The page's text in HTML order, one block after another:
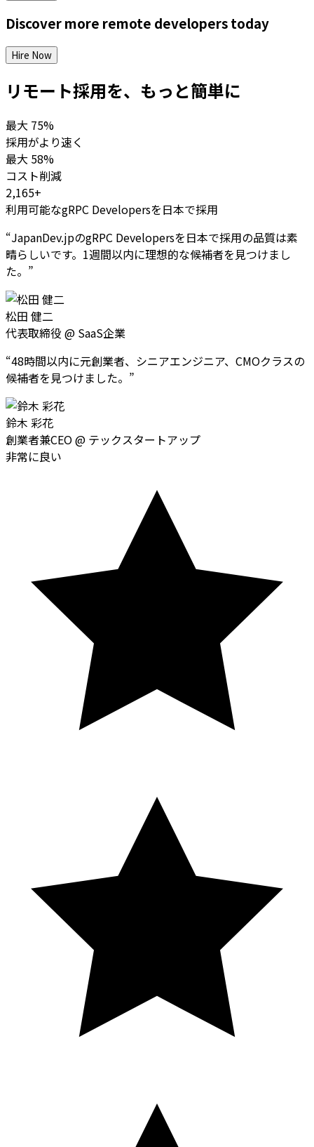
Discover more remote developerstoday
Hire Now
リモート採用を、もっと簡単に
最大 75%
採用がより速く
最大 58%
コスト削減
2,165+
利用可能なgRPC Developersを日本で採用
“JapanDev.jpのgRPC Developersを日本で採用の品質は素
晴らしいです。1週間以内に理想的な候補者を見つけまし
た。 ”
松田 健二
代表取締役 @ SaaS企業
“48時間以内に元創業者、シニアエンジニア、CMOクラスの
候補者を見つけました。 ”
鈴木 彩花
創業者兼CEO@ テックスタートアップ
非常に良い